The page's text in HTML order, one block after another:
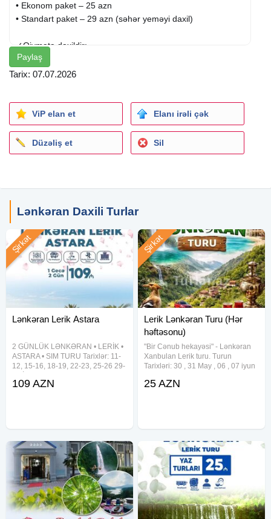
• Ekonom paket – 25 azn
• Standart paket – 29 azn (səhər yeməyi daxil)
✓Qiymətə daxildir:
• Komfortlu nəqliyyat
• Ekskursiyalar
• Peşəkar tur rəhbəri
• Yolboyu əyləncəli oyunlar
✓Ekskursiyalar:
- Meşəbəyi istirahət mərkəzi
- Toplanış: 06:30
- Çıxış: 07:00
- Bakıya çatma: 22:30(təqribi)
✓Yol üstü qoşulmaq mümkündür:
• Biləcəri Dairəsi
• Sahil qəsəbəsi
✓Qeyd:
• 5 yaşa qədər uşaqlar ödənişsizdir.
• Fərdi qruplar üçün toplanış yeri və tarix seçimi sərbəstdir.
• Fərdi qrup (minimum 18 nəfər) üçün digər rayonlarda tur
təşkil etmək mümkündür.
Paylaş
Tarix: 07.07.2026
ViP elan et Elanı irəli çək
Düzəliş et Sil
Lənkəran Daxili Turlar
Lənkəran Lerik Astara
2 GÜNLÜK LƏNKƏRAN • LERİK •
ASTARA • SIM TURU Tarixlər: 11-
12, 15-16, 18-19, 22-23, 25-26 29-
Daxildir: Vip nəqliyyat xidməti 2
Şirkət
109 AZN
Lerik Lənkəran Turu (Hər
həftəsonu)
"Bir Cənub hekayəsi" - Lənkəran
Xanbulan Lerik turu. Turun
Tarixləri: 30 , 31 May , 06 , 07 iyun
•Standart Paket: 29 ₼ Qiymətə
Şirkət
25 AZN